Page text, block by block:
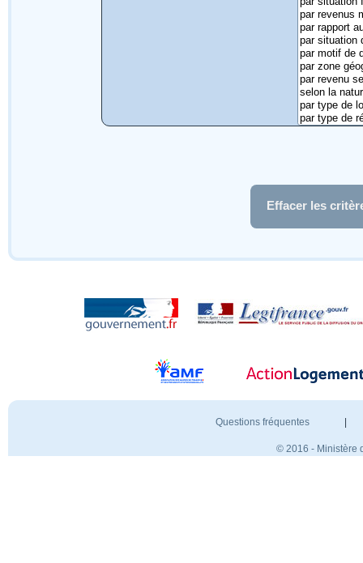
Effacer les
Questions fréquentes
© 2016 - Ministère